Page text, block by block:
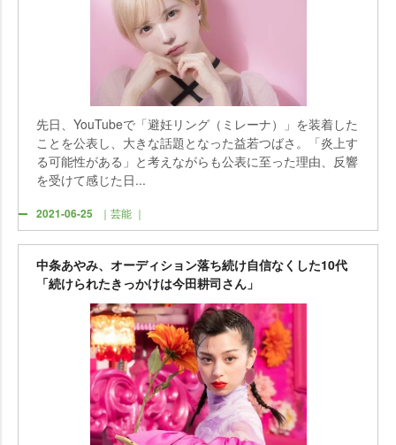
先日、YouTubeで「避妊リング（ミレーナ）」を装着した
ことを公表し、大きな話題となった益若つばさ。「炎上す
る可能性がある」と考えながらも公表に至った理由、反響
を受けて感じた日...
2021-06-25 ｜芸能 ｜
中条あやみ、オーディション落ち続け自信なくした10代
「続けられたきっかけは今田耕司さん」